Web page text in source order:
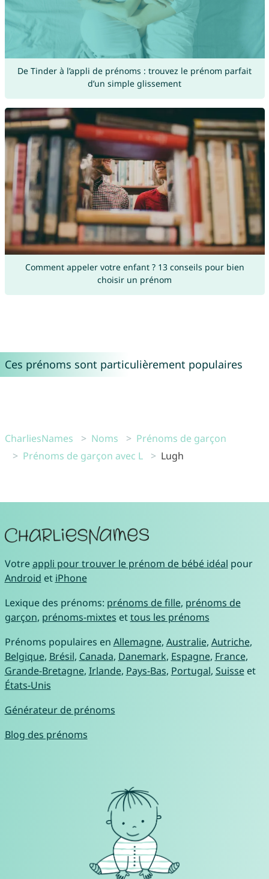
De Tinder à l’appli de prénoms : trouvez le prénom parfait
d’un simple glissement
Comment appeler votre enfant ? 13 conseils pour bien
choisir un prénom
Ces prénoms sont particulièrement populaires
CharliesNames Noms
Prénoms de garçon
Prénoms de garçon avec L
Lugh
Votreappli pour trouver le prénom de bébé idéal pour
Android et iPhone
Lexique des prénoms: prénoms de fille, prénoms de
garçon, prénoms-mixtes ettous les prénoms
Prénoms populaires en Allemagne, Australie, Autriche,
Belgique, Brésil, Canada, Danemark, Espagne, France,
Grande-Bretagne, Irlande, Pays-Bas, Portugal, Suisseet
États-Unis
Générateur de prénoms
Blog des prénoms